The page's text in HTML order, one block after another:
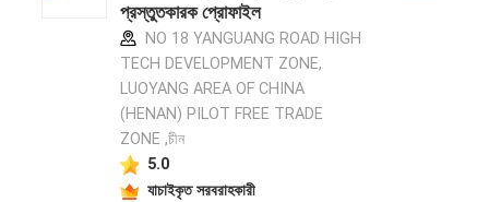
প্রস্তুতকারক প্রোফাইল
NO 18 YANGUANG ROAD HIGH
TECH DEVELOPMENT ZONE,
LUOYANG AREA OF CHINA
(HENAN) PILOT FREE TRADE
ZONE ,চীন
5.0
যাচাইকৃত সরবরাহকারী